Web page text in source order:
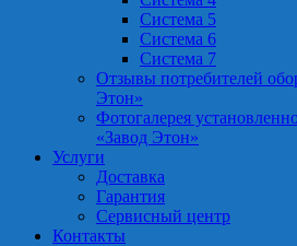
Система 5
Система 6
Система 7
Отзывы потребителей
Этон»
Фотогалерея
«Завод Этон»
Услуги
Доставка
Гарантия
Сервисный центр
Контакты